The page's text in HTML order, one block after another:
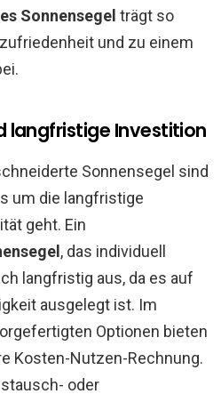
Sonnensegel trägt so
und zu einem
langfristige Investition
Sonnensegel sind
um die langfristige
geht. Ein
, das individuell
langfristig aus, da es auf
ausgelegt ist. Im
Optionen bieten
Kosten-Nutzen-Rechnung.
oder